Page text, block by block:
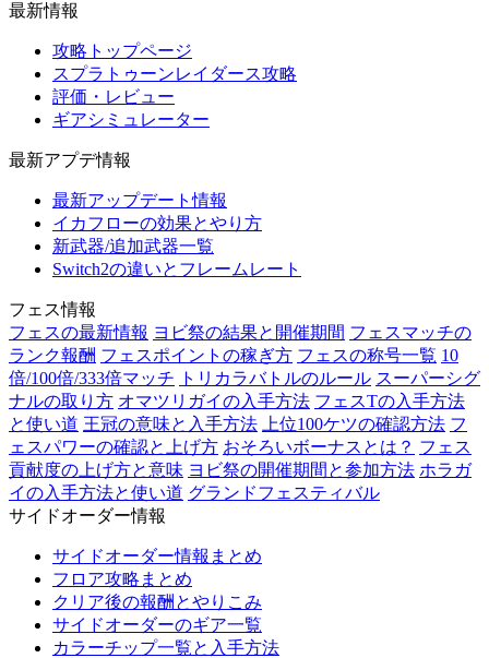
最新情報
攻略トップページ
スプラトゥーンレイダース攻略
評価・レビュー
ギアシミュレーター
最新アプデ情報
最新アップデート情報
イカフローの効果とやり方
新武器/追加武器一覧
Switch2の違いとフレームレート
フェス情報
フェスの最新情報 ヨビ祭の結果と開催期間 フェスマッチの
ランク報酬 フェスポイントの稼ぎ方 フェスの称号一覧 10
倍/100倍/333倍マッチ
トリカラバトルのルール スーパーシグ
ナルの取り方 オマツリガイの入手方法 フェスTの入手方法
と使い道 王冠の意味と入手方法 上位100ケツの確認方法 フ
ェスパワーの確認と上げ方 おそろいボーナスとは？ フェス
貢献度の上げ方と意味 ヨビ祭の開催期間と参加方法 ホラガ
イの入手方法と使い道 グランドフェスティバル
サイドオーダー情報
サイドオーダー情報まとめ
フロア攻略まとめ
クリア後の報酬とやりこみ
サイドオーダーのギア一覧
カラーチップ一覧と入手方法